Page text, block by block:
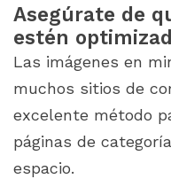
Asegúrate de
estén
Las imágenes en
muchos sitios de
excelente método
páginas de
espacio.